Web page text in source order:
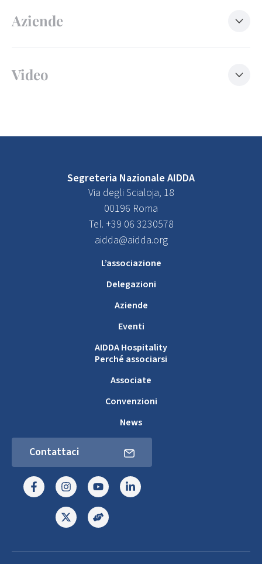
Aziende
Video
Segreteria Nazionale AIDDA
Via degli Scialoja, 18
00196 Roma
Tel. +39 06 3230578
aidda@aidda.org
L’associazione
Delegazioni
Aziende
Eventi
AIDDA Hospitality
Perché associarsi
Associate
Convenzioni
News
Contattaci